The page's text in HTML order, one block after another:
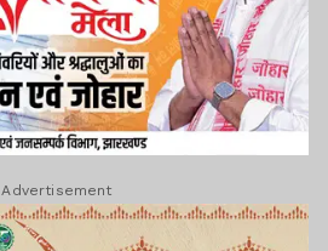
Advertisement